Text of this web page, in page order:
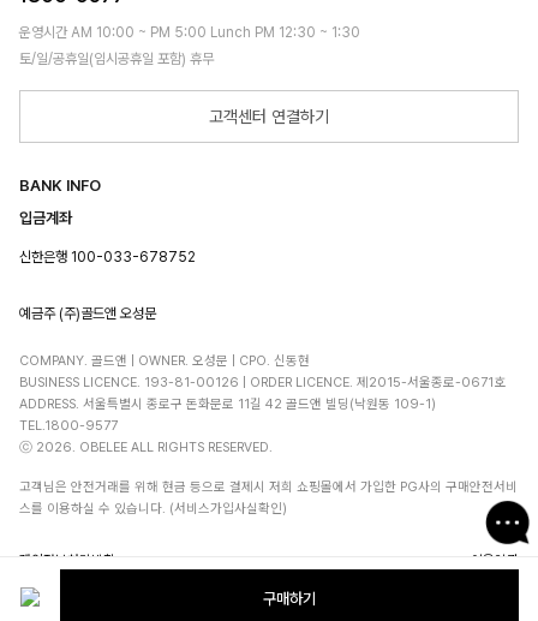
구매하기
운영시간 AM 10:00 ~ PM 5:00 Lunch PM 12:30 ~ 1:30
토/일/공휴일(임시공휴일 포함) 휴무
고객센터 연결하기
BANK INFO
입금계좌
신한은행 100-033-678752
예금주 (주)골드앤 오성문
COMPANY. 골드앤 | OWNER. 오성문 | CPO. 신동현
BUSINESS LICENCE. 193-81-00126 | ORDER LICENCE. 제2015-서울종로-0671호
ADDRESS. 서울특별시 종로구 돈화문로 11길 42 골드앤 빌딩(낙원동 109-1)
TEL.1800-9577
ⓒ 2026. OBELEE ALL RIGHTS RESERVED.
고객님은 안전거래를 위해 현금 등으로 결제시 저희 쇼핑몰에서 가입한 PG사의 구매안전서비
스를 이용하실 수 있습니다. (서비스가입사실확인)
개인정보처리방침 이용약관